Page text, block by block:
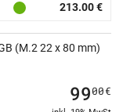
213.00 €
(M.2 22 x 80 mm)
9900€